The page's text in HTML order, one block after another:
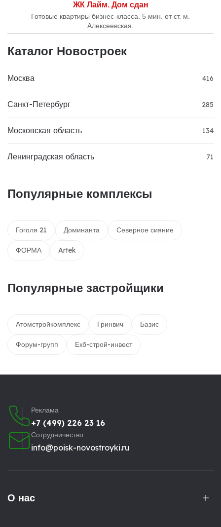
ЖК Лайм. Дом сдан
Готовые квартиры бизнес-класса. 5 мин. от ст. м.
Алексеевская.
Каталог Новостроек
Москва 416
Санкт-Петербург 285
Московская область 134
Ленинградская область 71
Популярные комплексы
Гоголя 21 Доминанта Северное сияние
ФОРМА Artek
Популярные застройщики
Атомстройкомплекс Гринвич Базис
Форум-групп Екб-строй-инвест
Реклама
+7 (499) 226 23 16
Сотрудничество
info@poisk-novostroyki.ru
О нас